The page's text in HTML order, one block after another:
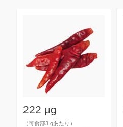
222 μg
（可食部3 gあたり）